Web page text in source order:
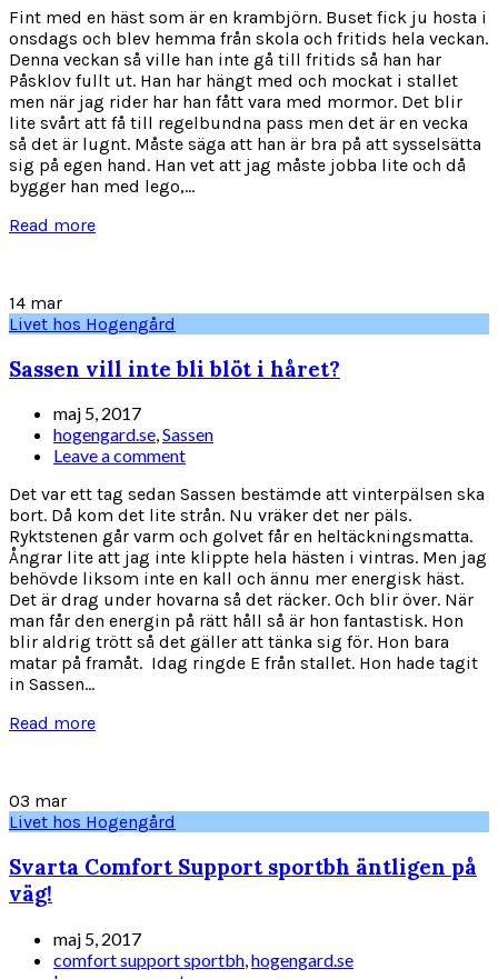
Fint med en häst som är en krambjörn. Buset fick ju hosta i
onsdags och blev hemma från skola och fritids hela veckan.
Denna veckan så ville han inte gå till fritids så han har
Påsklov fullt ut. Han har hängt med och mockat i stallet
men när jag rider har han fått vara med mormor. Det blir
lite svårt att få till regelbundna pass men det är en vecka
så det är lugnt. Måste säga att han är bra på att sysselsätta
sig på egen hand. Han vet att jag måste jobba lite och då
bygger han med lego,...
Read more
14 mar
Livet hos Hogengård
Sassen vill inte bli blöt i håret?
maj 5, 2017
hogengard.se,Sassen
Leave a comment
Det var ett tag sedan Sassen bestämde att vinterpälsen ska
bort. Då kom det lite strån. Nu vräker det ner päls.
Ryktstenen går varm och golvet får en heltäckningsmatta.
Ångrar lite att jag inte klippte hela hästen i vintras. Men jag
behövde liksom inte en kall och ännu mer energisk häst.
Det är drag under hovarna så det räcker. Och blir över. När
man får den energin på rätt håll så är hon fantastisk. Hon
blir aldrig trött så det gäller att tänka sig för. Hon bara
matar på framåt. Idag ringde E från stallet. Hon hade tagit
in Sassen...
Read more
03 mar
Livet hos Hogengård
Svarta Comfort Support sportbh äntligen på
väg!
maj 5, 2017
comfort support sportbh hogengard.se